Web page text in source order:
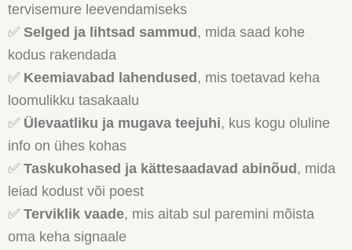
tervisemure leevendamiseks
✅ Selged ja lihtsad sammud, mida saad kohe
kodus rakendada
✅ Keemiavabad lahendused, mis toetavad keha
loomulikku tasakaalu
✅ Ülevaatliku ja mugava teejuhi, kus kogu oluline
info on ühes kohas
✅ Taskukohased ja kättesaadavad abinõud, mida
leiad kodust või poest
✅ Terviklik vaade, mis aitab sul paremini mõista
oma keha signaale